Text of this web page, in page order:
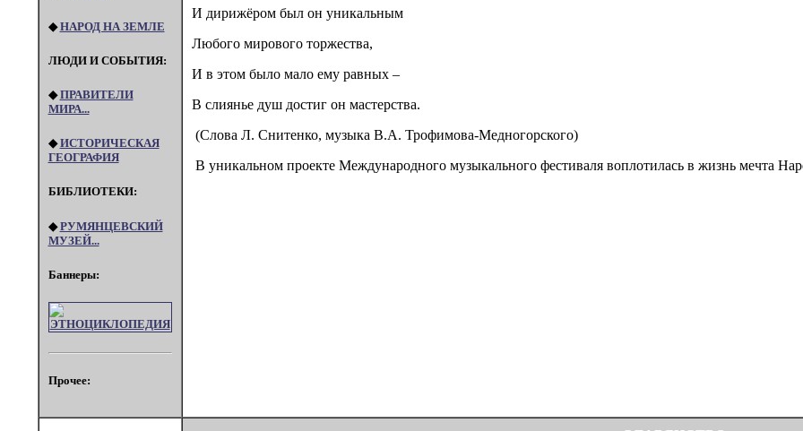
◆НАРОД НА ЗЕМЛЕ
ЛЮДИ И СОБЫТИЯ:
◆ПРАВИТЕЛИ
МИРА...
◆ИСТОРИЧЕСКАЯ
ГЕОГРАФИЯ
БИБЛИОТЕКИ:
◆РУМЯНЦЕВСКИЙ
МУЗЕЙ...
Баннеры:
Прочее:
И дирижёром был он уникальным
Любого мирового торжества,
И в этом было мало ему равных –
В слиянье душ достиг он мастерства.
(Слова Л. Снитенко, музыка В.А. Трофимова-Медногорского)
В уникальном проекте Международного музыкального фестиваля воплотилась в жизнь мечта